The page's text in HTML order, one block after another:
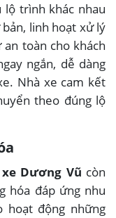
trình khác nhau
linh hoạt xử lý
toàn cho khách
ngắn, dễ dàng
Nhà xe cam kết
theo đúng lộ
Dương Vũ còn
hóa đáp ứng nhu
hoạt động những